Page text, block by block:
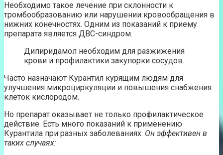
Необходимо такое лечение при склонности к
тромбообразованию или нарушении кровообращения в
нижних конечностях. Одним из показаний к приему
препарата является ДВС-синдром.
Дипиридамол необходим для разжижения
крови и профилактики закупорки сосудов.
Часто назначают Курантил курящим людям для
улучшения микроциркуляции и повышения снабжения
клеток кислородом.
Но препарат оказывает не только профилактическое
действие. Есть много показаний к применению
Курантила при разных заболеваниях. Он эффективен в
таких случаях: